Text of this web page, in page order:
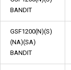
BANDIT
GSF1200(N)(S)
(NA)(SA)
BANDIT